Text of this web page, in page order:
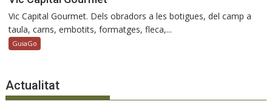
Vic Capital Gourmet. Dels obradors a les botigues, del camp a
taula, carns, embotits, formatges, fleca,...
GuiaGo
Actualitat